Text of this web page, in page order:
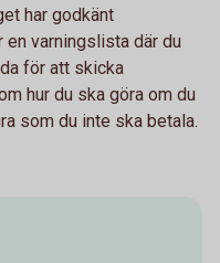
har godkänt
en varningslista där du
för att skicka
hur du ska göra om du
som du inte ska betala.